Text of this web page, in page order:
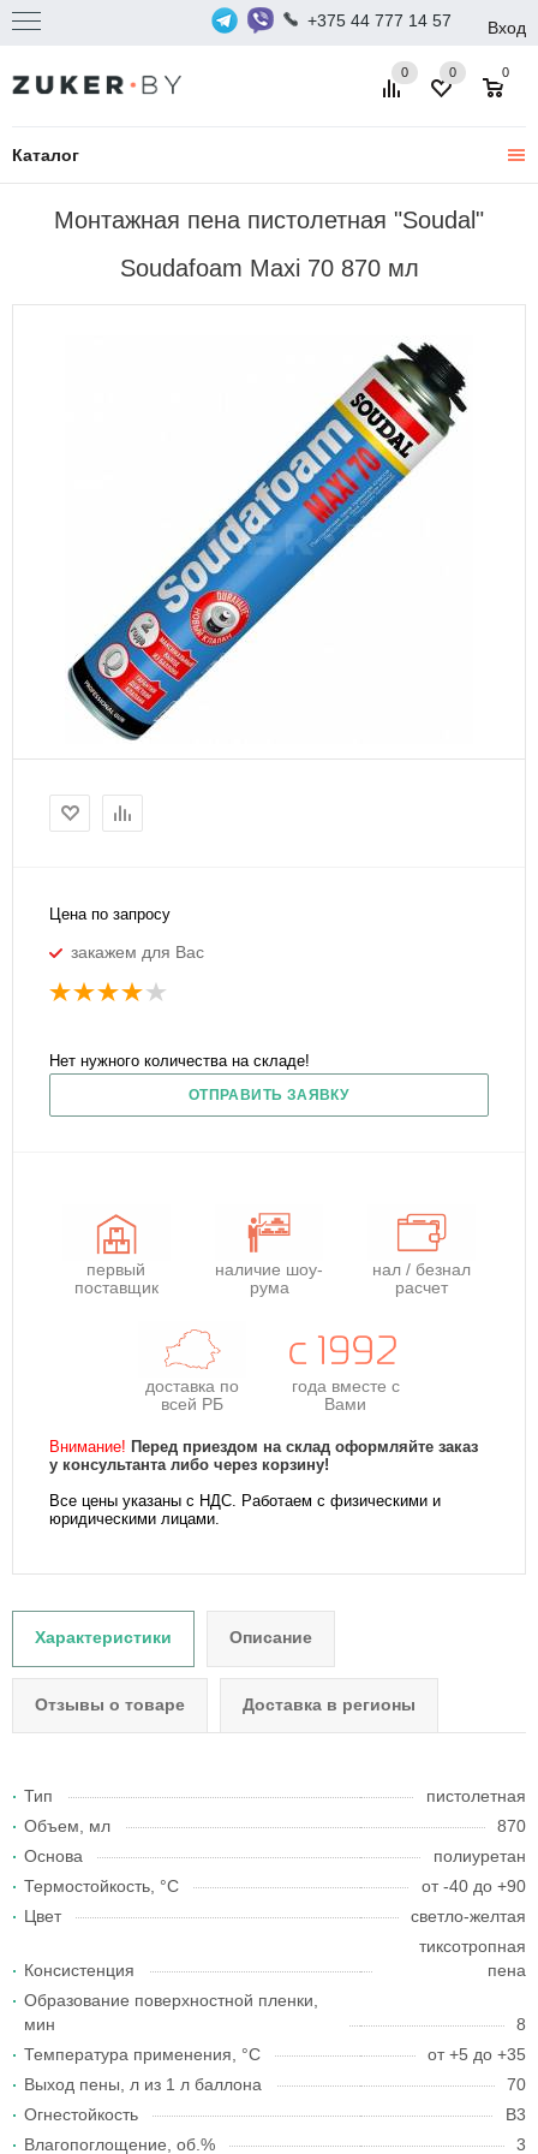
+375 44 777 14 57 Вход
Каталог
0 0
0
Монтажная пена пистолетная "Soudal"
Soudafoam Maxi 70 870 мл
Цена по запросу
закажем для Вас
Нет нужного количества на складе!
ОТПРАВИТЬ ЗАЯВКУ
первый
поставщик
наличие шоу-
рума
нал / безнал
расчет
доставка по
всей РБ
года вместе с
Вами
Внимание! Перед приездом на склад оформляйте заказ
у консультанта либо через корзину!
Все цены указаны с НДС. Работаем с физическими и
юридическими лицами.
Характеристики Описание
Отзывы о товаре Доставка в регионы
Тип
пистолетная
Объем, мл
870
Основа
полиуретан
Термостойкость, °С
от -40 до +90
Цвет
светло-желтая
Консистенция
тиксотропная
пена
Образование поверхностной пленки,
мин
8
Температура применения, °С
от +5 до +35
Выход пены, л из 1 л баллона
70
Огнестойкость
B3
Влагопоглощение, об.%
3